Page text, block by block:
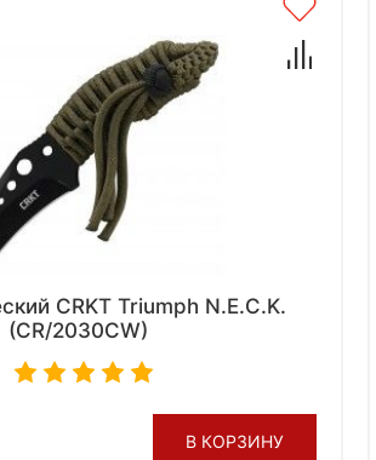
CRKT Triumph N.E.C.K.
(CR/2030CW)
В КОРЗИНУ